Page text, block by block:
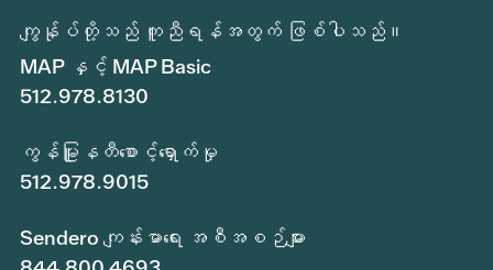
ကျွန်ုပ်တို့သည် ကူညီရန်အတွက် ဖြစ်ပါသည်။
MAP နှင့် MAP Basic
512.978.8130
ကွန်မြူနတီစောင့်ရှောက်မှု
512.978.9015
Sendero ကျန်းမာရေး အစီအစဉ်များ